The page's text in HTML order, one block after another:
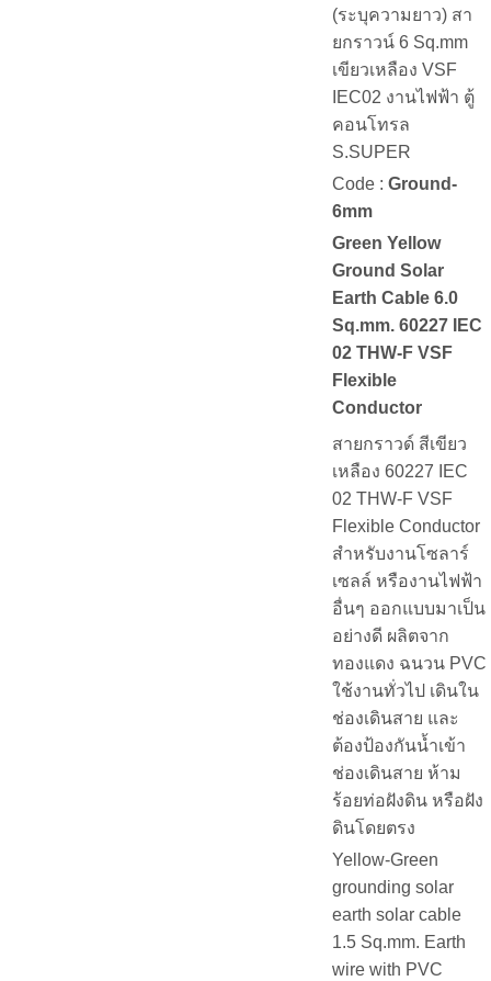
(ระบุความยาว) สา
ยกราวน์ 6 Sq.mm
เขียวเหลือง VSF
IEC02 งานไฟฟ้า ตู้
คอนโทรล
S.SUPER
Code : Ground-
6mm
Green Yellow
Ground Solar
Earth Cable 6.0
Sq.mm. 60227 IEC
02 THW-F VSF
Flexible
Conductor
สายกราวด์ สีเขียว
เหลือง 60227 IEC
02 THW-F VSF
Flexible Conductor
สำหรับงานโซลาร์
เซลล์ หรืองานไฟฟ้า
อื่นๆ ออกแบบมาเป็น
อย่างดี ผลิตจาก
ทองแดง ฉนวน PVC
ใช้งานทั่วไป เดินใน
ช่องเดินสาย และ
ต้องป้องกันน้ำเข้า
ช่องเดินสาย ห้าม
ร้อยท่อฝังดิน หรือฝัง
ดินโดยตรง
Yellow-Green
grounding solar
earth solar cable
1.5 Sq.mm. Earth
wire with PVC